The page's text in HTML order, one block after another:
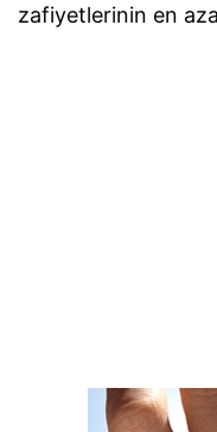
zafiyetlerinin en